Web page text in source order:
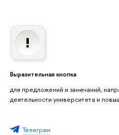
Выразительная кнопка
для предложений и замечаний,
деятельности университета и
Телеграм